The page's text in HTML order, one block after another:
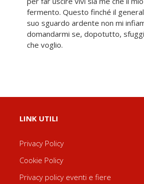
che voglio.
LINK UTILI
Privacy Policy
Cookie Policy
Privacy policy eventi e fiere